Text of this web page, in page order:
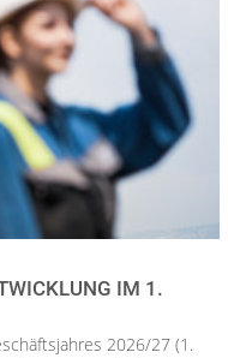
IM 1.
2026/27 (1.